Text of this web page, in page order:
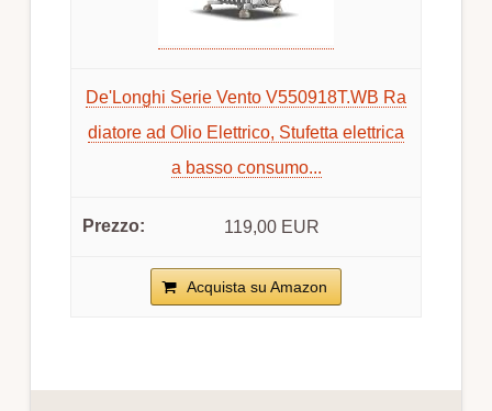
De'Longhi Serie Vento V550918T.WB Ra
diatore ad Olio Elettrico, Stufetta elettrica
a basso consumo...
119,00 EUR
Acquista su Amazon